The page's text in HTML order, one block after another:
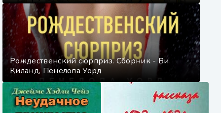
Рождественский сюрприз. Сборник - Ви
Киланд, Пенелопа Уорд